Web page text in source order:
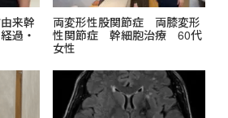
来幹
過・
両変形性股関節症 両膝変形
性関節症 幹細胞治療 60代
女性